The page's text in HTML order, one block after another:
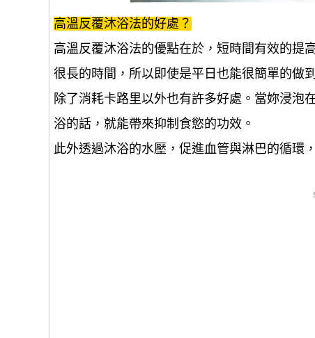
高溫反覆沐浴法的好處？
高溫反覆沐浴法的優點在於，短時間有效的提
很長的時間，所以即使是平日也能很簡單的做
除了消耗卡路里以外也有許多好處。當妳浸泡
浴的話，就能帶來抑制食慾的功效。
此外透過沐浴的水壓，促進血管與淋巴的循環